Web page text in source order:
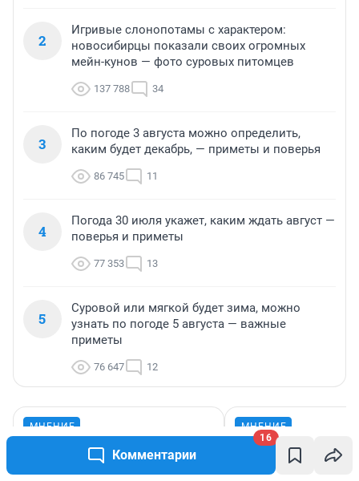
Комментарии
16
2
Игривые слонопотамы с характером:
новосибирцы показали своих огромных
мейн-кунов — фото суровых питомцев
137 788 34
3
По погоде 3 августа можно определить,
каким будет декабрь, — приметы и поверья
86 745 11
4
Погода 30 июля укажет, каким ждать август —
поверья и приметы
77 353 13
5
Суровой или мягкой будет зима, можно
узнать по погоде 5 августа — важные
приметы
76 647 12
МНЕНИЕ
«Игрушки больше не
герои истории». Чему
МНЕНИЕ
Близнецам —
внезапные